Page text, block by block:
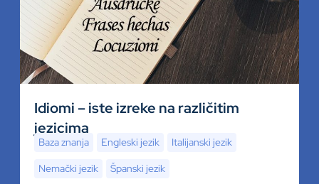
Idiomi – iste izreke na različitim
jezicima
Baza znanja Engleski jezik Italijanski jezik
Nemački jezik Španski jezik